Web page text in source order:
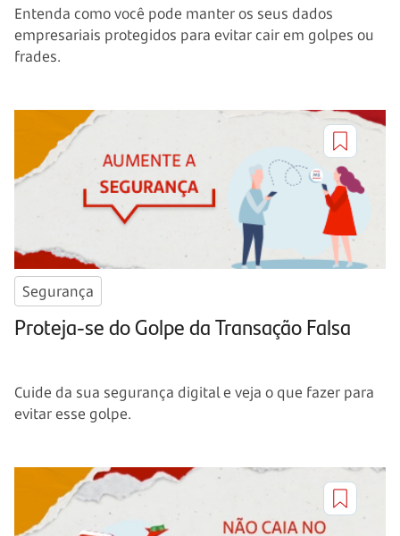
Entenda como você pode manter os seus dados
empresariais protegidos para evitar cair em golpes ou
frades.
Segurança
Proteja-se do Golpe da Transação Falsa
Cuide da sua segurança digital e veja o que fazer para
evitar esse golpe.